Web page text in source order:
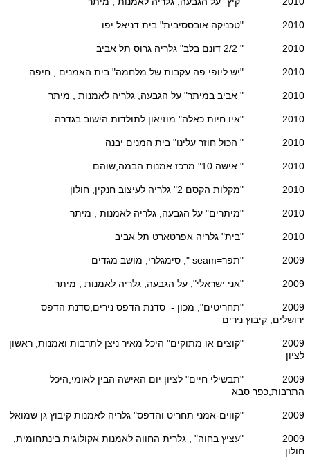
2010 "טכניקה אובססיבית" בית דניאל יפו
2010 " 2/2 דונם בלב" גלריה גרוס תל אביב
2010 "יש ליופי פה עקבות של מלחמה" בית האמנים , חיפה
2010 " אביב במיתר" על הגבעה, גלריה לאמנות , מיתר
2010 "איו חיות כאלה" מוזיאון לתולדות הישוב בגדרה
2010 " הכול חוזר עלינו" בית המנים יבנה
2010 " אישה 10" מרכז אמנות הבמה,שוהם
2010 "מקלות הקסם 2" גלריה לעיצוב חנקין, חולון
2010 "מיתרים" על הגבעה, גלריה לאמנות , מיתר
2010 "בית" גלריה אפרטארט תל אביב
2009 "תפר=seam ", סימגלרי, מושב מגדים
2009 "אני ישראלי", על הגבעה, גלריה לאמנות , מיתר
2009 "תחריטים", מכון - סדנת הדפס נירים,סדנת הדפס
ירושלים, קיבוץ נירים
2009 "קוצים או מתוקים" היכל מאיר ניצן לתרבות ואמנות, ראשון
לציון
2009 "תבשילי חיים" לציון יום האישה הבין לאומי,היכל
התרבות,כפר סבא
2009 "קווים-אמני תחריט והדפס" גלריה לאמנות קיבוץ גן שמואל
2009 "עציץ בחוה" , גלרית החווה לאמנות אקולוגית בינתחומית,
חולון